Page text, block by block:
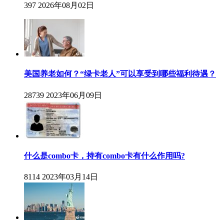
397 2026年08月02日
美国养老如何？“绿卡老人”可以享受到哪些福利待遇？
28739 2023年06月09日
什么是combo卡，持有combo卡有什么作用吗?
8114 2023年03月14日